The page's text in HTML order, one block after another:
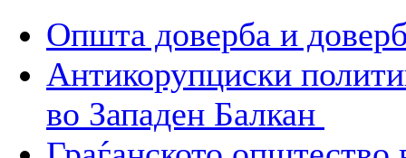
Општа доверба и
Антикорупциски
во Западен Балкан